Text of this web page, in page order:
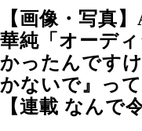
【画像・写真
華純「オーデ
かったんです
かないで』っ
【連載 なんで